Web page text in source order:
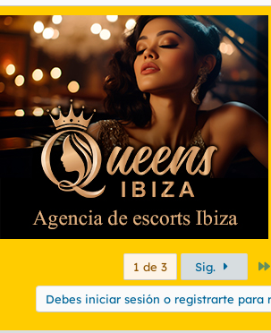
1 de 3 Sig.
Debes iniciar sesión o registrarte para